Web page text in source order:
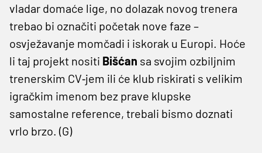
vladar domaće lige, no dolazak novog trenera
trebao bi označiti početak nove faze –
osvježavanje momčadi i iskorak u Europi. Hoće
li taj projekt nositi Bišćan sa svojim ozbiljnim
trenerskim CV‑jem ili će klub riskirati s velikim
igračkim imenom bez prave klupske
samostalne reference, trebali bismo doznati
vrlo brzo. (G)